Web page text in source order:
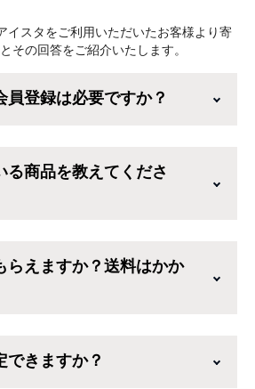
イスタをご利用いただいたお客様より寄
その回答をご紹介いたします。
員登録は必要ですか？
方、登録しなくてもカートに商
ログインせずに「ゲスト購入」
る商品を教えてくださ
を応援するような家電セットか
家電、調理家電、生活家電ま
らえますか？送料はかか
川・千葉)において自社配送を選
できますか？